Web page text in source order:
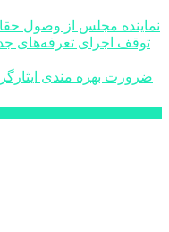
نماینده مجلس از وصول
ضرورت بهره مندی